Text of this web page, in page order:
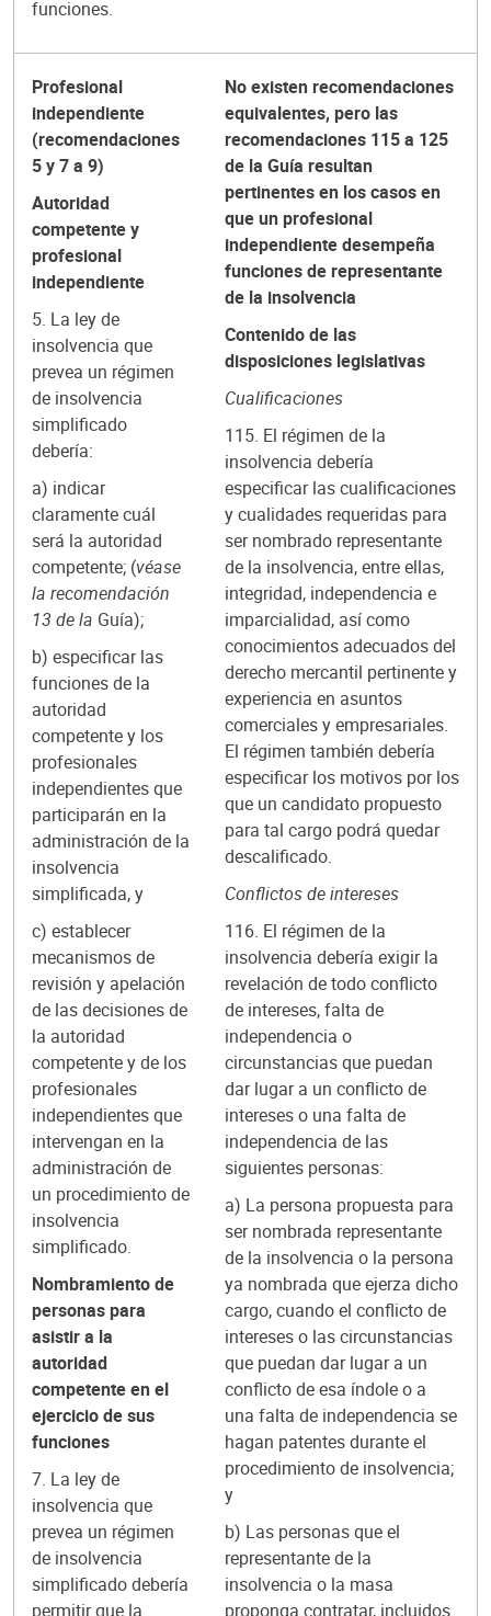
funciones.
Profesional
independiente
(recomendaciones
5 y 7 a 9)
Autoridad
competente y
profesional
independiente
5. La ley de
insolvencia que
prevea un régimen
de insolvencia
simplificado
debería:
a) indicar
claramente cuál
será la autoridad
competente; (véase
la recomendación
13 de la Guía);
b) especificar las
funciones de la
autoridad
competente y los
profesionales
independientes que
participarán en la
administración de la
insolvencia
simplificada, y
c) establecer
mecanismos de
revisión y apelación
de las decisiones de
la autoridad
competente y de los
profesionales
independientes que
intervengan en la
administración de
un procedimiento de
insolvencia
simplificado.
Nombramiento de
personas para
asistir a la
autoridad
competente en el
ejercicio de sus
funciones
7. La ley de
insolvencia que
prevea un régimen
de insolvencia
simplificado debería
permitir que la
No existen recomendaciones
equivalentes, pero las
recomendaciones 115 a 125
de la Guía resultan
pertinentes en los casos en
que un profesional
independiente desempeña
funciones de representante
de la insolvencia
Contenido de las
disposiciones legislativas
Cualificaciones
115. El régimen de la
insolvencia debería
especificar las cualificaciones
y cualidades requeridas para
ser nombrado representante
de la insolvencia, entre ellas,
integridad, independencia e
imparcialidad, así como
conocimientos adecuados del
derecho mercantil pertinente y
experiencia en asuntos
comerciales y empresariales.
El régimen también debería
especificar los motivos por los
que un candidato propuesto
para tal cargo podrá quedar
descalificado.
Conflictos de intereses
116. El régimen de la
insolvencia debería exigir la
revelación de todo conflicto
de intereses, falta de
independencia o
circunstancias que puedan
dar lugar a un conflicto de
intereses o una falta de
independencia de las
siguientes personas:
a) La persona propuesta para
ser nombrada representante
de la insolvencia o la persona
ya nombrada que ejerza dicho
cargo, cuando el conflicto de
intereses o las circunstancias
que puedan dar lugar a un
conflicto de esa índole o a
una falta de independencia se
hagan patentes durante el
procedimiento de insolvencia;
y
b) Las personas que el
representante de la
insolvencia o la masa
proponga contratar, incluidos